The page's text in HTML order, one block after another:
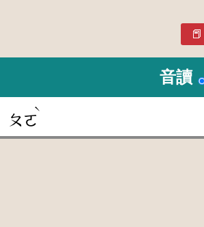
音讀
ㄆㄛ
ˋ